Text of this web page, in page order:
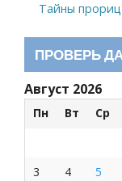
Тайны
ПРОВЕРЬ
Август 2026
Пн Вт Ср
3
4 5